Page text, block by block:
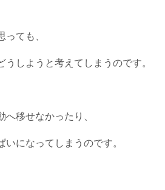
ても、
うしようと考えてしまうのです。
移せなかったり、
になってしまうのです。